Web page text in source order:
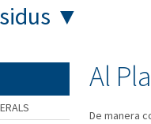
▼
Al
De manera